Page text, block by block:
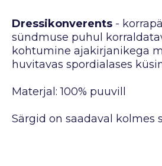
Dressikonverents -
sündmuse puhul
kohtumine ajakirjanikega
huvitavas spordialases
Materjal: 100% puuvill
Särgid on saadaval kolmes